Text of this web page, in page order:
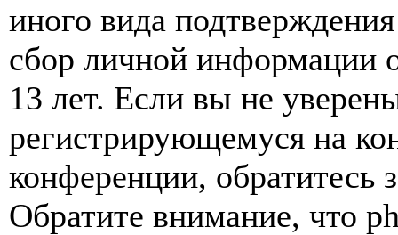
иного вида
сбор личной информации
13 лет. Если вы не
регистрирующемуся на
конференции, обратитесь
Обратите внимание, что